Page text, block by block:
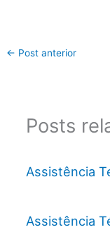
← Post anterior
Posts
Assistência
Assistência